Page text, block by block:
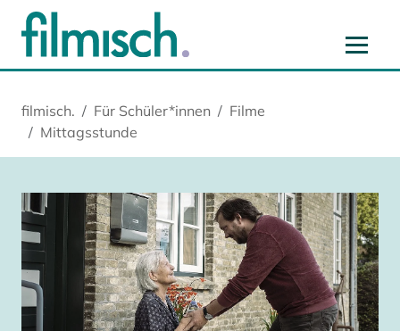
Hauptinhalt springen
Hauptnavigation springen
Cookie-Einstellungen springen
Startseite springen
filmisch. Für Schüler*innen
Filme
Mittagsstunde